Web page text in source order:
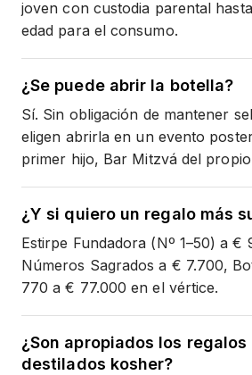
joven con custodia parental
edad para el consumo.
¿Se puede abrir la botella?
Sí. Sin obligación de mantener
eligen abrirla en un evento
primer hijo, Bar Mitzvá del
¿Y si quiero un regalo más
Estirpe Fundadora (Nº 1–50) a €
Números Sagrados a € 7.700,
770 a € 77.000 en el vértice.
¿Son apropiados los
destilados kosher?